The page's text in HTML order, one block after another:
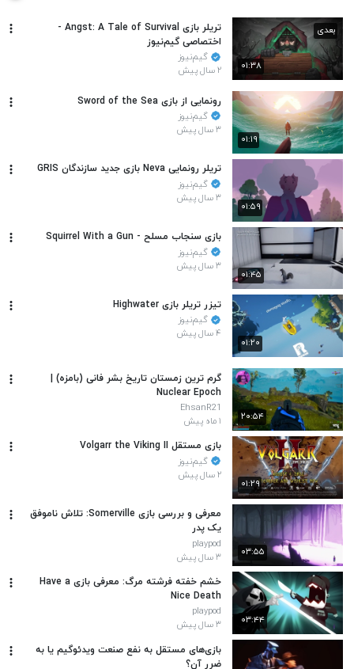
۰۱:۳۸
بعدی
تریلر بازی Angst: A Tale of Survival -
اختصاصی گیم‌نیوز
گیم‌نیوز
۲ سال پیش
۰۱:۱۹
رونمایی از بازی Sword of the Sea
گیم‌نیوز
۳ سال پیش
۰۱:۵۹
تریلر رونمایی Neva بازی جدید سازندگان GRIS
گیم‌نیوز
۳ سال پیش
۰۱:۴۵
بازی سنجاب مسلح - Squirrel With a Gun
گیم‌نیوز
۳ سال پیش
۰۱:۲۰
تیزر تریلر بازی Highwater
گیم‌نیوز
۴ سال پیش
۲۰:۵۴
گرم ترین زمستان تاریخ بشر فانی (بامزه) |
Nuclear Epoch
EhsanR21
۱ ماه پیش
۰۱:۲۹
بازی مستقل Volgarr the Viking II
گیم‌نیوز
۲ سال پیش
۰۳:۵۵
معرفی و بررسی بازی Somerville: تلاش ناموفق
یک پدر
playpod
۳ سال پیش
۰۳:۴۴
خشم خفته فرشته مرگ: معرفی بازی Have a
Nice Death
playpod
۳ سال پیش
بازی‌های مستقل به نفع صنعت ویدئوگیم یا به
ضرر آن؟